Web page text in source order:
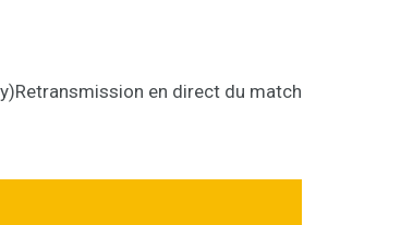
Retransmission en direct du match